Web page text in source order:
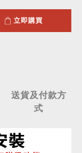
立即購買
送貨及付款方
式